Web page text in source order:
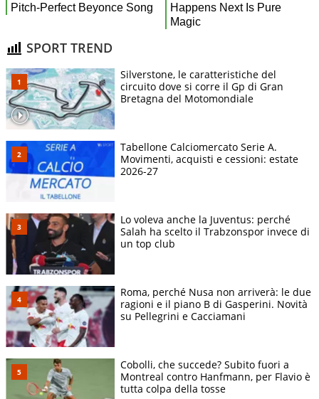
SPORT TREND
Silverstone, le caratteristiche del
circuito dove si corre il Gp di Gran
Bretagna del Motomondiale
Tabellone Calciomercato Serie A.
Movimenti, acquisti e cessioni: estate
2026-27
Lo voleva anche la Juventus: perché
Salah ha scelto il Trabzonspor invece di
un top club
Roma, perché Nusa non arriverà: le due
ragioni e il piano B di Gasperini. Novità
su Pellegrini e Cacciamani
Cobolli, che succede? Subito fuori a
Montreal contro Hanfmann, per Flavio è
tutta colpa della tosse